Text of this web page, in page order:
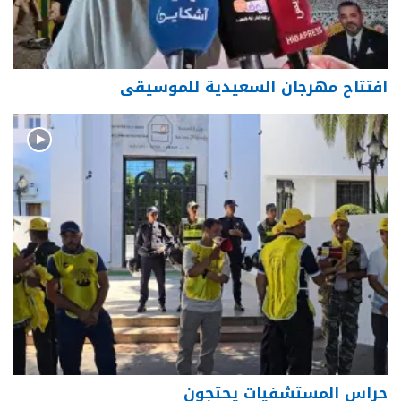
افتتاح مهرجان السعيدية للموسيقى
حراس المستشفيات يحتجون